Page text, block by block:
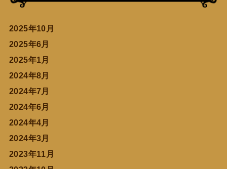
2025年10月
2025年6月
2025年1月
2024年8月
2024年7月
2024年6月
2024年4月
2024年3月
2023年11月